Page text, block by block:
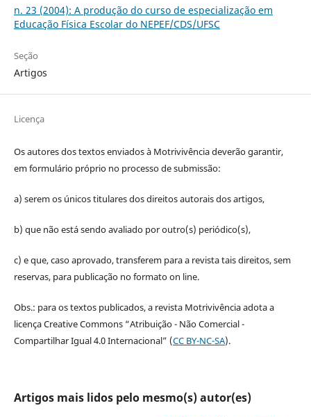
n. 23 (2004): A produção do curso de especialização em
Educação Física Escolar do NEPEF/CDS/UFSC
Seção
Artigos
Licença
Os autores dos textos enviados à Motrivivência deverão garantir,
em formulário próprio no processo de submissão:
a) serem os únicos titulares dos direitos autorais dos artigos,
b) que não está sendo avaliado por outro(s) periódico(s),
c) e que, caso aprovado, transferem para a revista tais direitos, sem
reservas, para publicação no formato on line.
Obs.: para os textos publicados, a revista Motrivivência adota a
licença Creative Commons “Atribuição - Não Comercial -
Compartilhar Igual 4.0 Internacional” (CC BY-NC-SA).
Artigos mais lidos pelo mesmo(s) autor(es)